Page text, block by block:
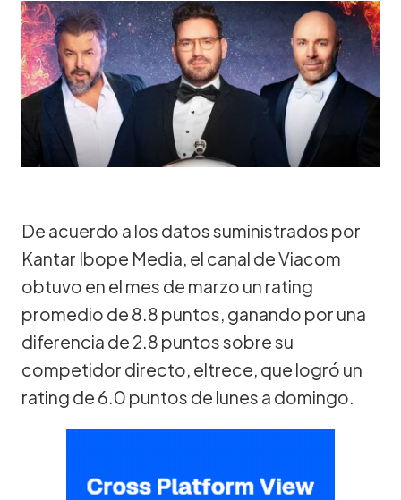
De acuerdo a los datos suministrados por
Kantar Ibope Media, el canal de Viacom
obtuvo en el mes de marzo un rating
promedio de 8.8 puntos, ganando por una
diferencia de 2.8 puntos sobre su
competidor directo, eltrece, que logró un
rating de 6.0 puntos de lunes a domingo.